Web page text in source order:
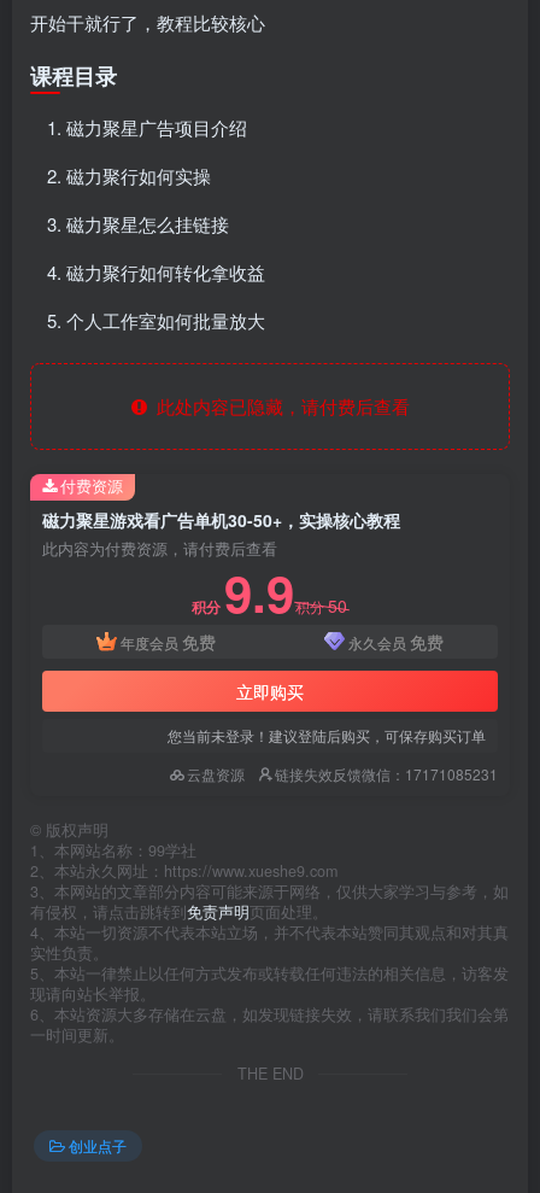
开始干就行了，教程比较核心
课程目录
磁力聚星广告项目介绍
磁力聚行如何实操
磁力聚星怎么挂链接
磁力聚行如何转化拿收益
个人工作室如何批量放大
此处内容已隐藏，请付费后查看
磁力聚星游戏看广告单机30-50+，实操核心教程
此内容为付费资源，请付费后查看
积分 9.9积分50
年度会员 免费 永久会员 免费
立即购买
您当前未登录！建议登陆后购买，可保存购买订单
云盘资源
链接失效反馈微信：17171085231
付费资源
© 版权声明
1、本网站名称：99学社
2、本站永久网址：https://www.xueshe9.com
3、本网站的文章部分内容可能来源于网络，仅供大家学习与参考，如
有侵权，请点击跳转到免责声明页面处理。
4、本站一切资源不代表本站立场，并不代表本站赞同其观点和对其真
实性负责。
5、本站一律禁止以任何方式发布或转载任何违法的相关信息，访客发
现请向站长举报。
6、本站资源大多存储在云盘，如发现链接失效，请联系我们我们会第
一时间更新。
THE END
创业点子